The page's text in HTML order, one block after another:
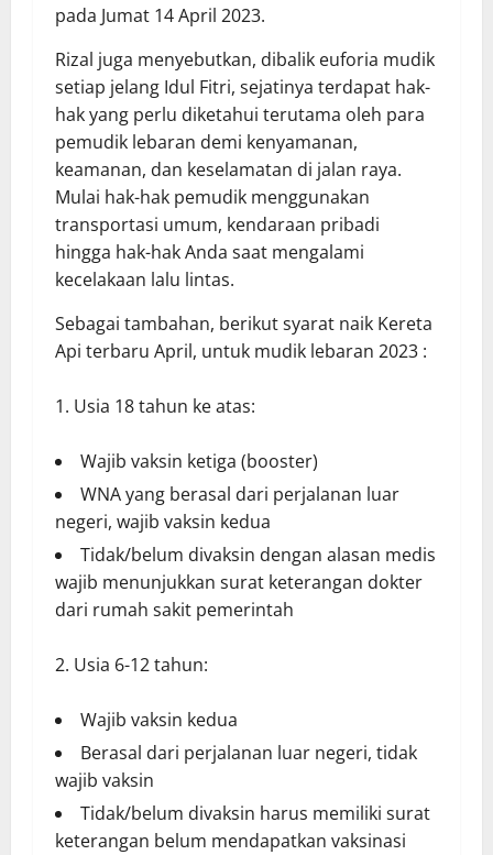
pada Jumat 14 April 2023.
Rizal juga menyebutkan, dibalik euforia mudik
setiap jelang Idul Fitri, sejatinya terdapat hak-
hak yang perlu diketahui terutama oleh para
pemudik lebaran demi kenyamanan,
keamanan, dan keselamatan di jalan raya.
Mulai hak-hak pemudik menggunakan
transportasi umum, kendaraan pribadi
hingga hak-hak Anda saat mengalami
kecelakaan lalu lintas.
Sebagai tambahan, berikut syarat naik Kereta
Api terbaru April, untuk mudik lebaran 2023 :
Usia 18 tahun ke atas:
Wajib vaksin ketiga (booster)
WNA yang berasal dari perjalanan luar
negeri, wajib vaksin kedua
Tidak/belum divaksin dengan alasan medis
wajib menunjukkan surat keterangan dokter
dari rumah sakit pemerintah
Usia 6-12 tahun:
Wajib vaksin kedua
Berasal dari perjalanan luar negeri, tidak
wajib vaksin
Tidak/belum divaksin harus memiliki surat
keterangan belum mendapatkan vaksinasi